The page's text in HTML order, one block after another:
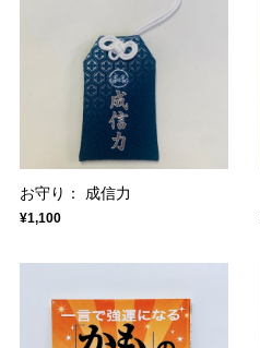
お守り： 成信力
¥1,100